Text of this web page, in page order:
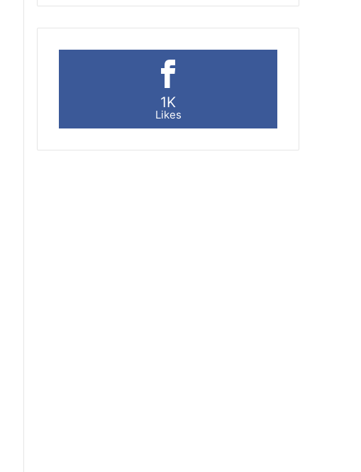
1K
Likes